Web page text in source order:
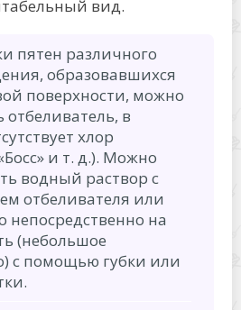
вид.
пятен различного
образовавшихся
поверхности, можно
в
хлор
и т. д.). Можно
водный раствор с
отбеливателя или
непосредственно на
(небольшое
с помощью губки или